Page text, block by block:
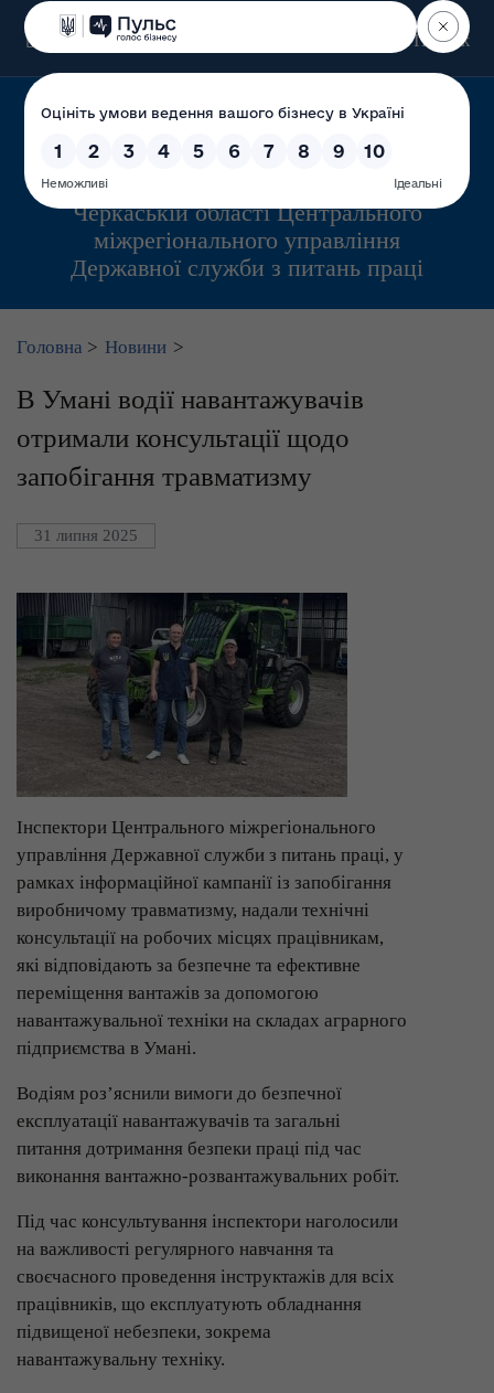
Пошук
Управління інспекційної діяльності у
Черкаській області Центрального
міжрегіонального управління
Державної служби з питань праці
Головна > Новини >
В Умані водії навантажувачів
отримали консультації щодо
запобігання травматизму
31 липня 2025
Інспектори Центрального міжрегіонального
управління Державної служби з питань праці, у
рамках інформаційної кампанії із запобігання
виробничому травматизму, надали технічні
консультації на робочих місцях працівникам,
які відповідають за безпечне та ефективне
переміщення вантажів за допомогою
навантажувальної техніки на складах аграрного
підприємства в Умані.
Водіям роз’яснили вимоги до безпечної
експлуатації навантажувачів та загальні
питання дотримання безпеки праці під час
виконання вантажно-розвантажувальних робіт.
Під час консультування інспектори наголосили
на важливості регулярного навчання та
своєчасного проведення інструктажів для всіх
працівників, що експлуатують обладнання
підвищеної небезпеки, зокрема
навантажувальну техніку.